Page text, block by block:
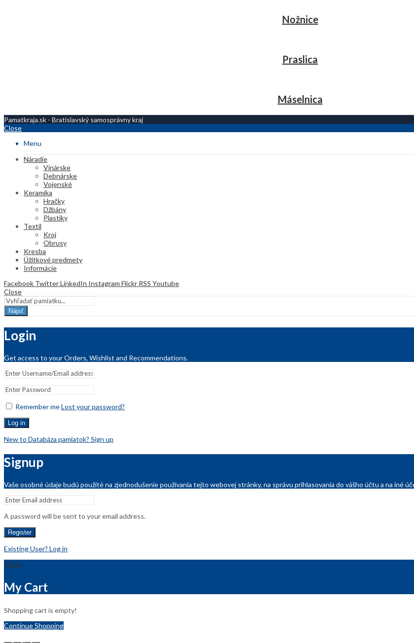
Nožnice
Praslica
Máselnica
Pamatkraja.sk - Bratislavský samosprávny kraj
Close
Menu
Náradie
Vinárske
Debnárske
Vojenské
Keramika
Hračky
Džbány
Plastiky
Textil
Kroj
Obrusy
Kresba
Úžitkové predmety
Informácie
Facebook TwitterLinkedIn Instagram Flickr RSS Youtube
Close
Nájsť
Login
Get access to your Orders, Wishlist and Recommendations.
Remember meLost your password?
Log in
New to Databáza pamiatok? Sign up
Signup
Vaše osobné údaje budú použité na zjednodušenie používania tejto webovej stránky, na správu prihlasovania do vášho účtu a na iné
A password will be sent to your email address.
Register
Existing User? Log in
Close
My Cart
Shopping cart is empty!
Continue Shopping